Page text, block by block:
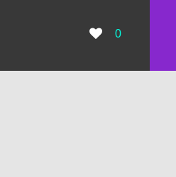
瀏覽數：
0